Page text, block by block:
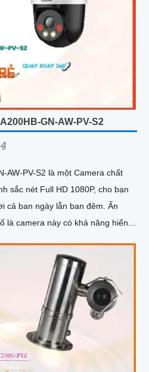
GN-AW-PV-S2
AW-PV-S2 là một Camera chất
sắc nét Full HD 1080P, cho bạn
ban ngày lẫn ban đêm. Ấn
là camera này có khả năng hiển